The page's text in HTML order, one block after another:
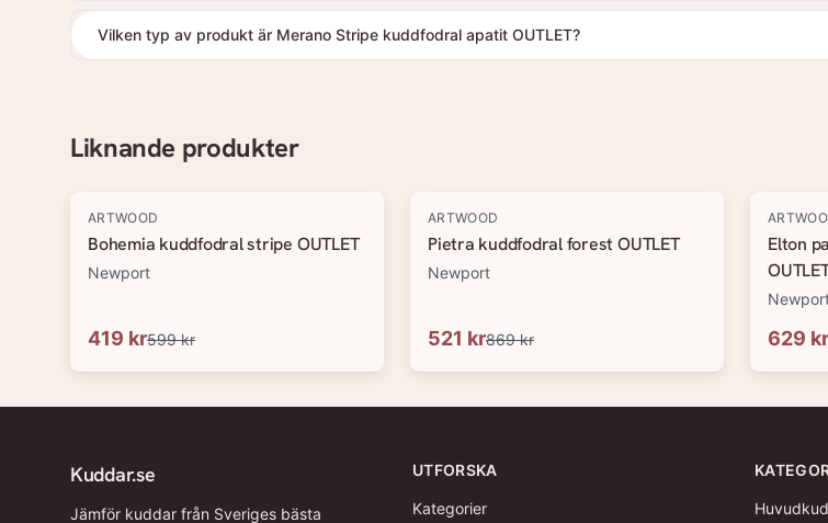
Vilken typ av produkt är Merano Stripe kuddfodral apatit OUTLET?
Liknande produkter
-30%
ARTWOOD
Bohemia kuddfodral stripe OUTLET
Newport
419 kr599 kr
-40%
ARTWOOD
Pietra kuddfodral forest OUTLET
Newport
521 kr869 kr
-30%
Elton
629 kr
Kuddar.se
Jämför kuddar från Sveriges bästa
UTFORSKA
Kategorier